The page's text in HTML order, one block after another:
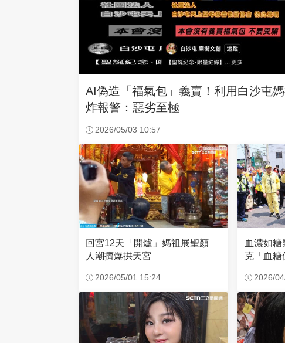
AI偽造「福氣包」義賣！利用白沙屯
炸報警：惡劣至極
2026/05/03 10:57
回宮12天「開爐」媽祖展聖顏
人潮擠爆拱天宮
2026/05/01 15:24
血濃如
克「血糖值
2026/